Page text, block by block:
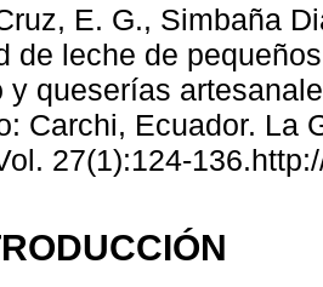
E. G., Simbaña
de leche de
y queserías
Carchi, Ecuador. La
27(1):124-